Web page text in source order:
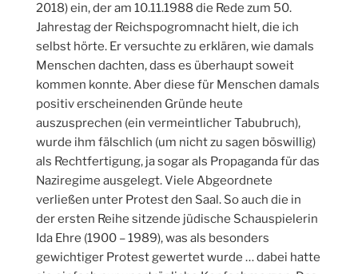
2018) ein, der am 10.11.1988 die Rede zum 50.
Jahrestag der Reichspogromnacht hielt, die ich
selbst hörte. Er versuchte zu erklären, wie damals
Menschen dachten, dass es überhaupt soweit
kommen konnte. Aber diese für Menschen damals
positiv erscheinenden Gründe heute
auszusprechen (ein vermeintlicher Tabubruch),
wurde ihm fälschlich (um nicht zu sagen böswillig)
als Rechtfertigung, ja sogar als Propaganda für das
Naziregime ausgelegt. Viele Abgeordnete
verließen unter Protest den Saal. So auch die in
der ersten Reihe sitzende jüdische Schauspielerin
Ida Ehre (1900 – 1989), was als besonders
gewichtiger Protest gewertet wurde … dabei hatte